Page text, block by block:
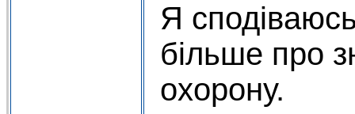
Я
більше про
охорону.